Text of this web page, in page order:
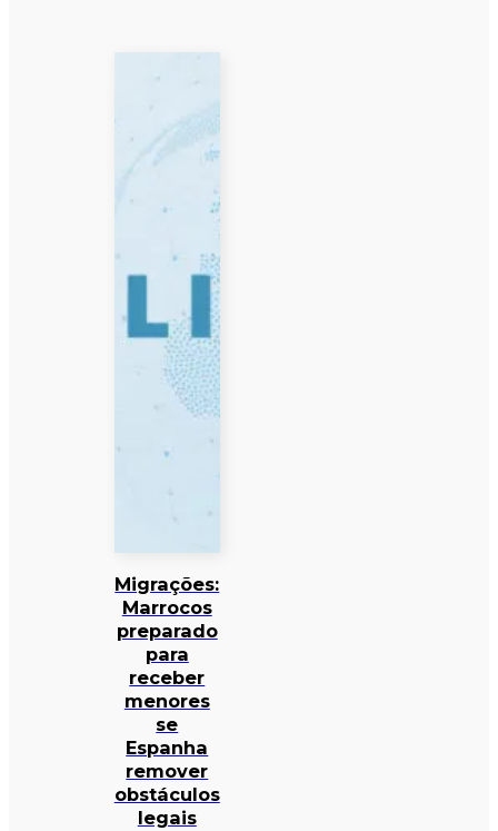
Migrações:
Marrocos
preparado
para
receber
menores
se
Espanha
remover
obstáculos
legais